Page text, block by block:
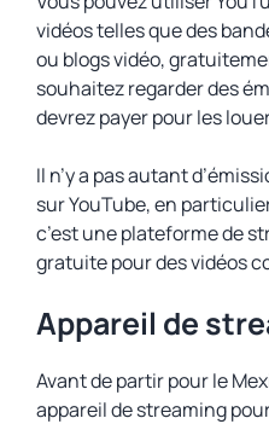
vidéos telles que des
ou blogs vidéo,
souhaitez regarder des
devrez payer pour les
Il n’y a pas autant
sur YouTube, en
c’est une plateforme de
gratuite pour des vidéos
Appareil de
Avant de partir pour le
appareil de streaming